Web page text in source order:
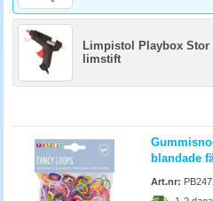
Limpistol Playbox Stor
limstift
blandade
Art.nr: